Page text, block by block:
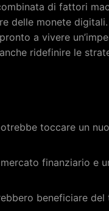
di fattori
delle monete
a vivere
ridefinire le
toccare un
finanziario e
beneficiare del